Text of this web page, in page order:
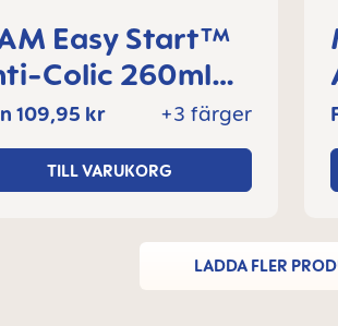
Easy Start™
Colic 260ml
2+
1 del
+3 färger
109,95 kr
TILL VARUKORG
LADDA FLER